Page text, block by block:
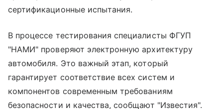
сертификационные испытания.
В процессе тестирования специалисты ФГУП
"НАМИ" проверяют электронную архитектуру
автомобиля. Это важный этап, который
гарантирует соответствие всех систем и
компонентов современным требованиям
безопасности и качества, сообщают "Известия".